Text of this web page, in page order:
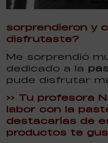
sorprendieron y
disfrutaste?
Me sorprendió
dedicado a la
pude disfrutar
>> Tu profesora
labor con la
destacarías de
productos te